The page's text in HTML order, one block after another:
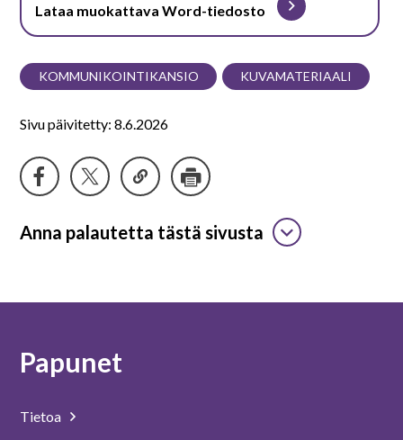
Lataa muokattava Word-tiedosto
KOMMUNIKOINTIKANSIO KUVAMATERIAALI
Sivu päivitetty: 8.6.2026
Anna palautetta tästä sivusta
Papunet
Tietoa